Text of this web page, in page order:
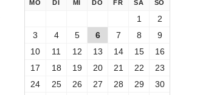
MO NTAG
DIENSTAG
MI TTWOCH
DO NNERSTAG
FREITAG
SA MSTAG
SO
1
2
3
4 5 6 7 8
9
10
11 12 13 14 15
16
17
18 19 20 21 22
23
24
25 26 27 28 29
30